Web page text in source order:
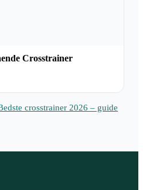
Crosstrainer
crosstrainer 2026 – guide